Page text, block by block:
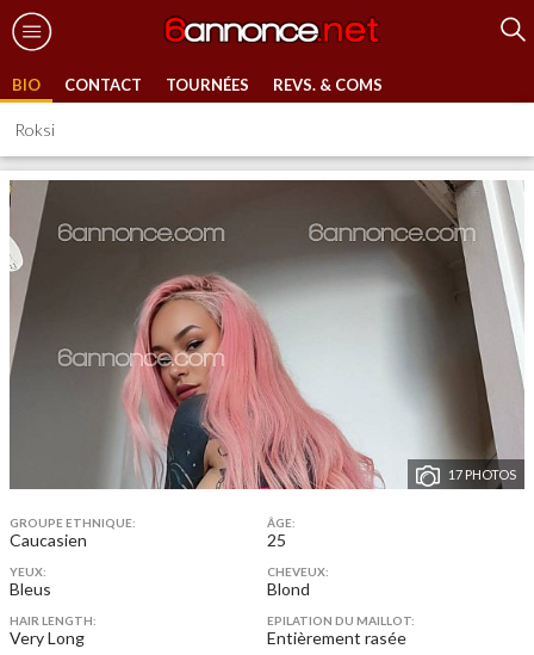
BIO CONTACT TOURNÉES REVS. & COMS
Roksi
17 PHOTOS
GROUPE ETHNIQUE:
Caucasien
ÂGE:
25
YEUX:
Bleus
CHEVEUX:
Blond
HAIR LENGTH:
Very Long
EPILATION DU MAILLOT:
Entièrement rasée